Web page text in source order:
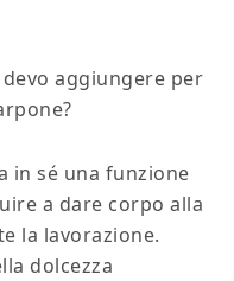
aggiungere per
in sé una funzione
a dare corpo alla
la lavorazione.
dolcezza